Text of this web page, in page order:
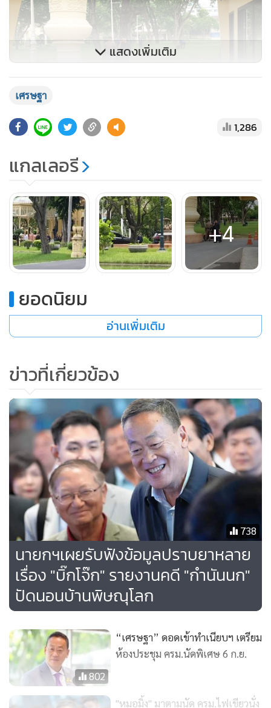
แสดงเพิ่มเติม
เศรษฐา
1,286
แกลเลอรี
+4
ยอดนิยม
อ่านเพิ่มเติม
ข่าวที่เกี่ยวข้อง
738
นายกฯเผยรับฟังข้อมูลปราบยาหลาย
เรื่อง "บิ๊กโจ๊ก" รายงานคดี "กำนันนก"
ปัดนอนบ้านพิษณุโลก
802
“เศรษฐา” ดอดเข้าทำเนียบฯ เตรียม
ห้องประชุม ครม.นัดพิเศษ 6 ก.ย.
"หมอมิ้ง" มาตามนัด ครม.ไฟเขียวนั่ง